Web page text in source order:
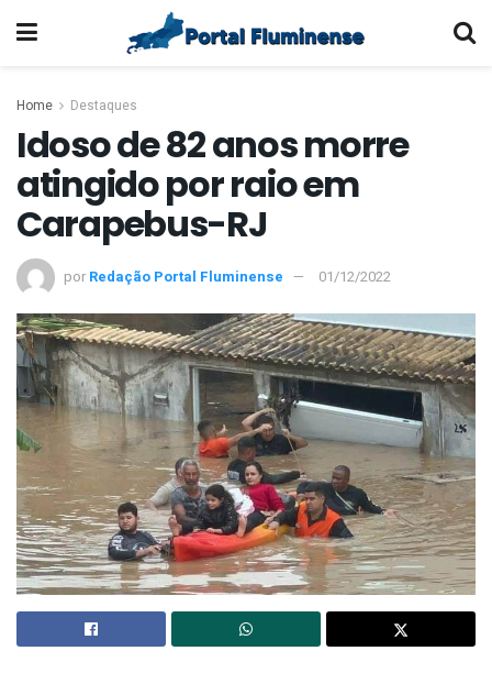
Home Destaques
Idoso de 82 anos morre
atingido por raio em
Carapebus-RJ
por Redação Portal Fluminense 01/12/2022